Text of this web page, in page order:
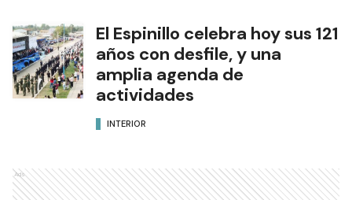
El Espinillo celebra hoy sus 121
años con desfile, y una
amplia agenda de
actividades
INTERIOR
Ads